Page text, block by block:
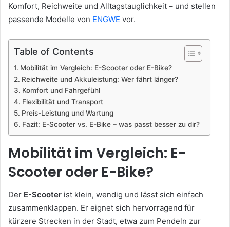
Komfort, Reichweite und Alltagstauglichkeit – und stellen
passende Modelle von ENGWE vor.
Table of Contents
Mobilität im Vergleich: E-Scooter oder E-Bike?
Reichweite und Akkuleistung: Wer fährt länger?
Komfort und Fahrgefühl
Flexibilität und Transport
Preis-Leistung und Wartung
Fazit: E-Scooter vs. E-Bike – was passt besser zu dir?
Mobilität im Vergleich: E-
Scooter oder E-Bike?
Der E-Scooter ist klein, wendig und lässt sich einfach
zusammenklappen. Er eignet sich hervorragend für
kürzere Strecken in der Stadt, etwa zum Pendeln zur